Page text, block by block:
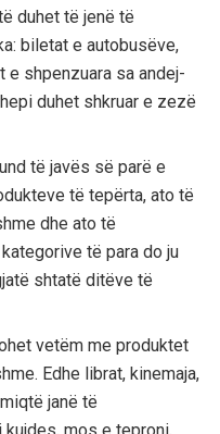
duhet të jenë të
biletat e autobusëve,
e shpenzuara sa andej-
duhet shkruar e zezë
të javës së parë e
të tepërta, ato të
dhe ato të
të para do ju
shtatë ditëve të
vetëm me produktet
Edhe librat, kinemaja,
janë të